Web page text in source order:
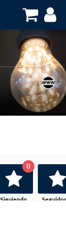
Siguiendo
0